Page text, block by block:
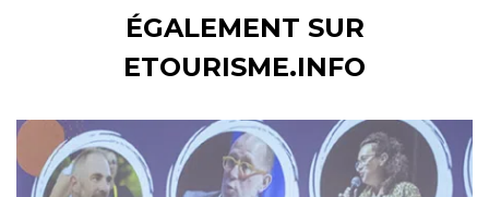
ÉGALEMENT SUR
ETOURISME.INFO